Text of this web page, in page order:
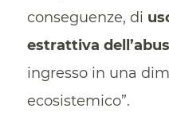
conseguenze, di
estrattiva
ingresso in una
ecosistemico”.